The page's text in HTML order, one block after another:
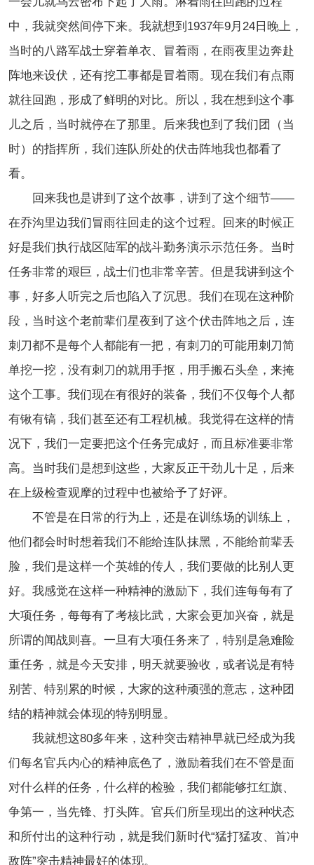
中，我就突然间停下来。我就想到1937年9月24日晚上，
当时的八路军战士穿着单衣、冒着雨，在雨夜里边奔赴
阵地来设伏，还有挖工事都是冒着雨。现在我们有点雨
就往回跑，形成了鲜明的对比。所以，我在想到这个事
儿之后，当时就停在了那里。后来我也到了我们团（当
时）的指挥所，我们连队所处的伏击阵地我也都看了
看。
回来我也是讲到了这个故事，讲到了这个细节——
在乔沟里边我们冒雨往回走的这个过程。回来的时候正
好是我们执行战区陆军的战斗勤务演示示范任务。当时
任务非常的艰巨，战士们也非常辛苦。但是我讲到这个
事，好多人听完之后也陷入了沉思。我们在现在这种阶
段，当时这个老前辈们星夜到了这个伏击阵地之后，连
刺刀都不是每个人都能有一把，有刺刀的可能用刺刀简
单挖一挖，没有刺刀的就用手抠，用手搬石头垒，来掩
这个工事。我们现在有很好的装备，我们不仅每个人都
有锹有镐，我们甚至还有工程机械。我觉得在这样的情
况下，我们一定要把这个任务完成好，而且标准要非常
高。当时我们是想到这些，大家反正干劲儿十足，后来
在上级检查观摩的过程中也被给予了好评。
不管是在日常的行为上，还是在训练场的训练上，
他们都会时时想着我们不能给连队抹黑，不能给前辈丢
脸，我们是这样一个英雄的传人，我们要做的比别人更
好。我感觉在这样一种精神的激励下，我们连每每有了
大项任务，每每有了考核比武，大家会更加兴奋，就是
所谓的闻战则喜。一旦有大项任务来了，特别是急难险
重任务，就是今天安排，明天就要验收，或者说是有特
别苦、特别累的时候，大家的这种顽强的意志，这种团
结的精神就会体现的特别明显。
我就想这80多年来，这种突击精神早就已经成为我
们每名官兵内心的精神底色了，激励着我们在不管是面
对什么样的任务，什么样的检验，我们都能够扛红旗、
争第一，当先锋、打头阵。官兵们所呈现出的这种状态
和所付出的这种行动，就是我们新时代“猛打猛攻、首冲
敌阵”突击精神最好的体现。